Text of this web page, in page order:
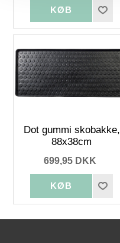
Dot gummi skobakke,
88x38cm
699,95 DKK